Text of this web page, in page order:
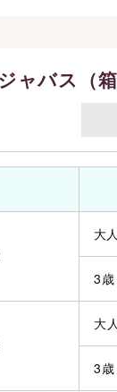
ャバス（箱
大人
3
大人
3